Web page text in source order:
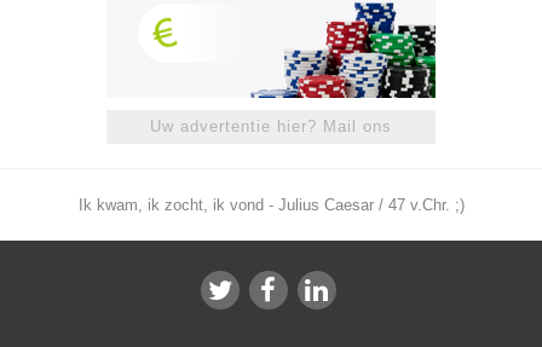
Uw advertentie hier? Mail ons
Ik kwam, ik zocht, ik vond - Julius Caesar / 47 v.Chr. ;)